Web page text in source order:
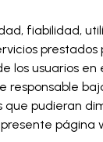
fiabilidad,
prestados
los usuarios en
responsable
que pudieran
página